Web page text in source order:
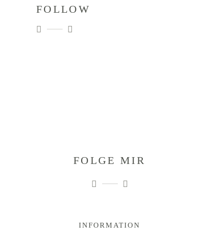
FOLLOW
FOLGE MIR
INFORMATION